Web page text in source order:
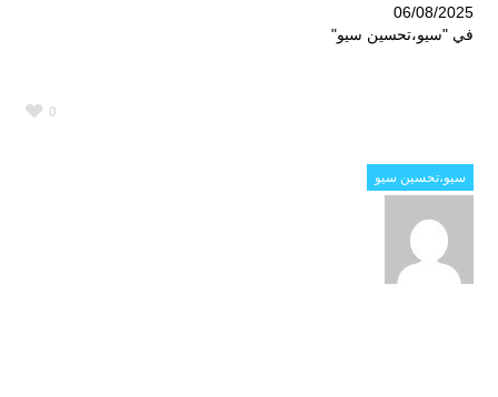
06/08/2025
في "سيو،تحسين سيو"
0
سيو،تحسين سيو